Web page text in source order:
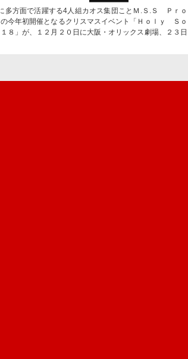
方面で活躍する4人組カオス集団ことＭ.Ｓ.Ｓ Ｐｒｏ
の今年初開催となるクリスマスイベント「Ｈｏｌｙ Ｓｏ
８」が、１２月２０日に大阪・オリックス劇場、２３日